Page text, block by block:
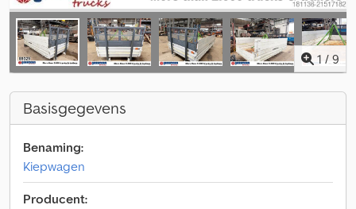
1 / 9
Basisgegevens
Benaming:
Kiepwagen
Producent: